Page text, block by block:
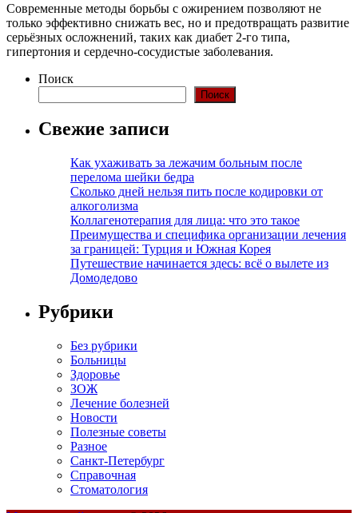
Современные методы борьбы с ожирением позволяют не
только эффективно снижать вес, но и предотвращать развитие
серьёзных осложнений, таких как диабет 2-го типа,
гипертония и сердечно-сосудистые заболевания.
Поиск
Поиск
Свежие записи
Как ухаживать за лежачим больным после
перелома шейки бедра
Сколько дней нельзя пить после кодировки от
алкоголизма
Коллагенотерапия для лица: что это такое
Преимущества и специфика организации лечения
за границей: Турция и Южная Корея
Путешествие начинается здесь: всё о вылете из
Домодедово
Рубрики
Без рубрики
Больницы
Здоровье
ЗОЖ
Лечение болезней
Новости
Полезные советы
Разное
Санкт-Петербург
Справочная
Стоматология